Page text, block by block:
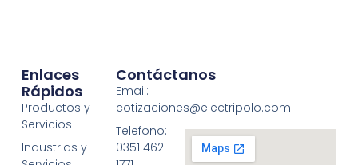
Enlaces
Rápidos
Productos y
Servicios
Industrias y
Contáctanos
Email:
cotizaciones@electripolo.com
Telefono:
0351 462-